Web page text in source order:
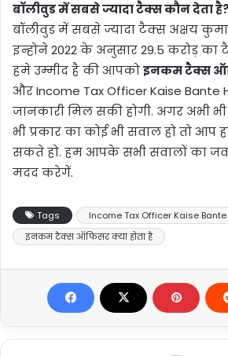
बॉलीवुड में सबसे ज्यादा टैक्स कौन देता है?
बॉलीवुड में सबसे ज्यादा टैक्स अक्षय
इन्होने 2022 के अनुसार 29.5 करोड़ का
हमे उम्मीद है की आपकोइनकम टैक्स
और Income Tax Officer Kaise
जानकारी मिल सकी होगी. अगर अभी
भी प्रकार का कोई भी सवाल हो तो
सकते हो. हम आपके सभी सवालों का
मदद करेगें.
Tags
Income Tax Officer Kaise Bante
इनकम टैक्स ऑफिसर क्या होता है